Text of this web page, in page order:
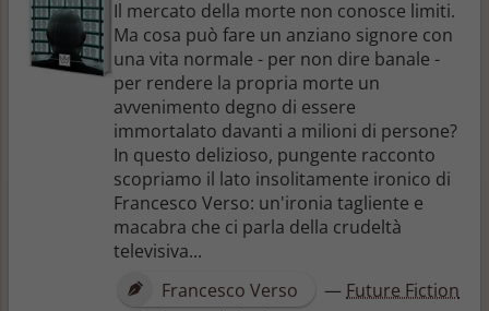
Il mercato della morte non conosce limiti.
Ma cosa può fare un anziano signore con
una vita normale - per non dire banale -
per rendere la propria morte un
avvenimento degno di essere
immortalato davanti a milioni di persone?
In questo delizioso, pungente racconto
scopriamo il lato insolitamente ironico di
Francesco Verso: un'ironia tagliente e
macabra che ci parla della crudeltà
televisiva...
Francesco Verso
— Future Fiction